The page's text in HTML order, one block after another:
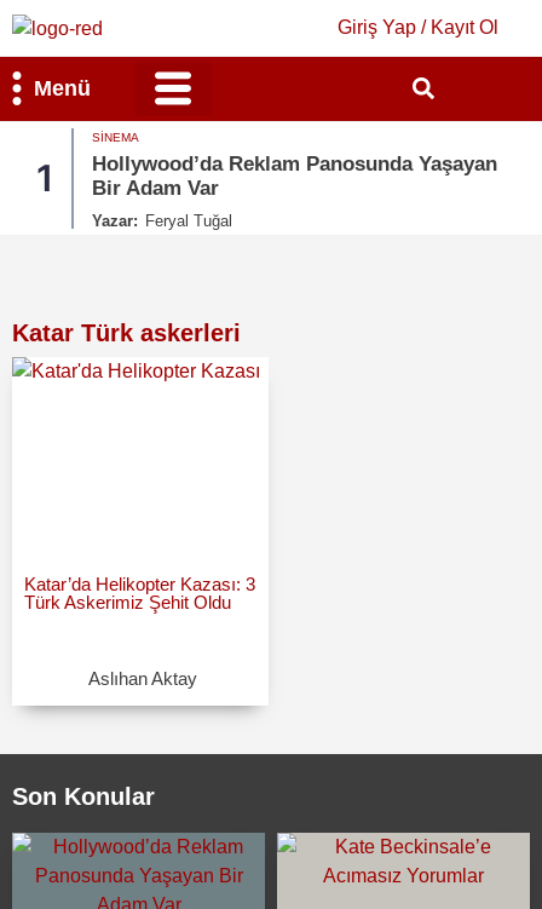
Giriş Yap / Kayıt Ol
Menü
1
SINEMA
Hollywood’da Reklam Panosunda Yaşayan
Bir Adam Var
Yazar: Feryal Tuğal
Katar Türk askerleri
Katar’da Helikopter Kazası: 3
Türk Askerimiz Şehit Oldu
Aslıhan Aktay
Son Konular